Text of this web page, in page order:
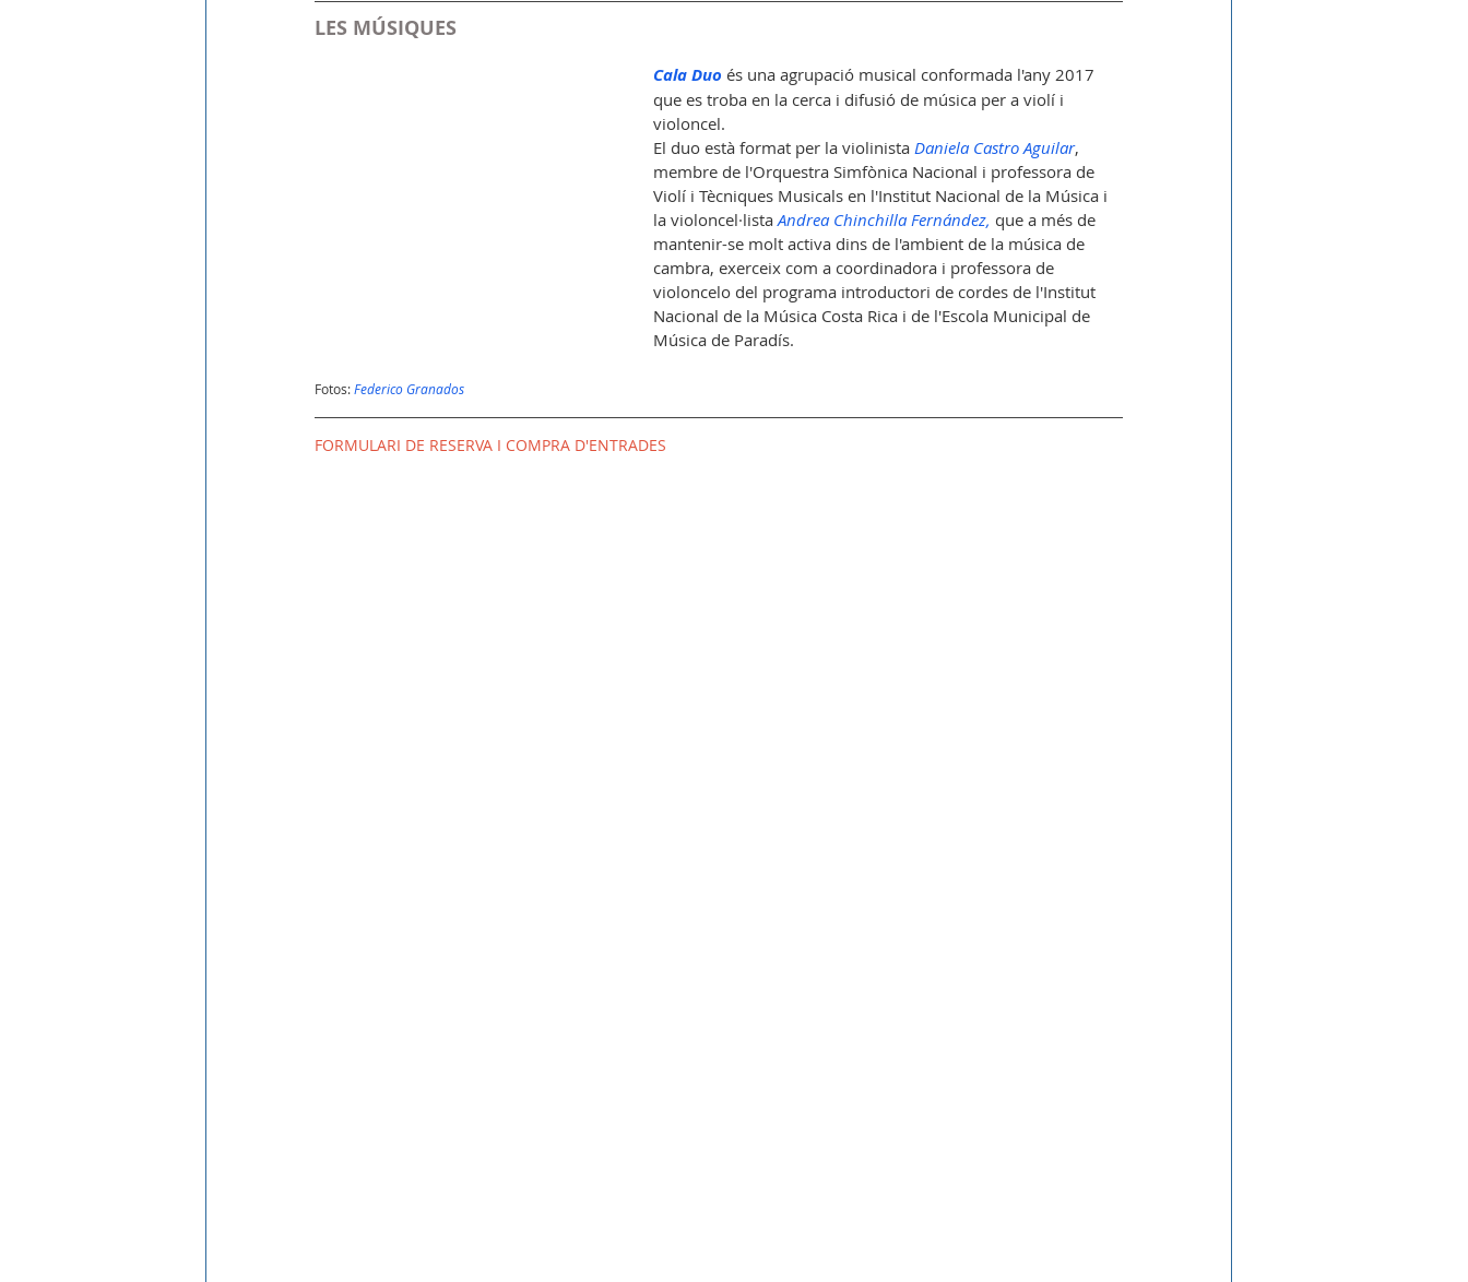
LES MÚSIQUES
Cala Duo és una agrupació musical conformada l'any 2017
que es troba en la cerca i difusió de música per a violí i
violoncel.
El duo està format per la violinista Daniela Castro Aguilar,
membre de l'Orquestra Simfònica Nacional i professora de
Violí i Tècniques Musicals en l'Institut Nacional de la Música i
la violoncel·lista Andrea Chinchilla Fernández, que a més de
mantenir-se molt activa dins de l'ambient de la música de
cambra, exerceix com a coordinadora i professora de
violoncelo del programa introductori de cordes de l'Institut
Nacional de la Música Costa Rica i de l'Escola Municipal de
Música de Paradís.
Fotos: Federico Granados
FORMULARI DE RESERVA I COMPRA D'ENTRADES